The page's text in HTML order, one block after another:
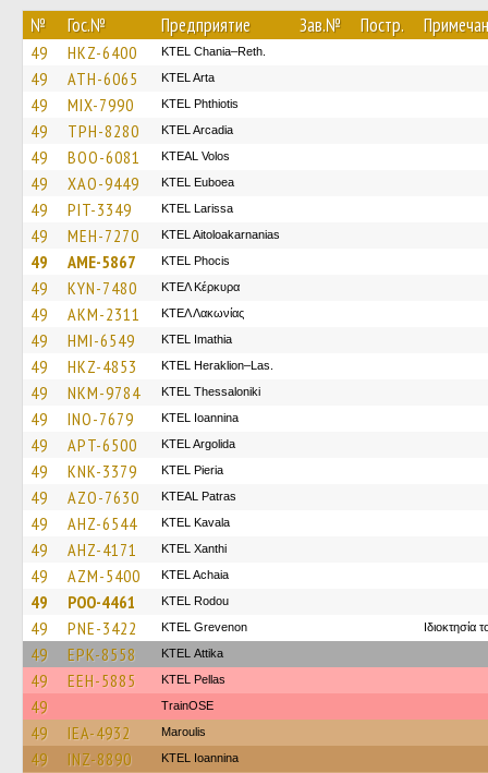
№ Гос.№ Предприятие Зав.№ Постр.
49 HKZ-6400 KTEL Chania–Reth.
49 ATH-6065 KTEL Arta
49 MIX-7990 ΚΤΕL Phthiotis
49 TPH-8280 KTEL Arcadia
49 BOO-6081 KTEAL Volos
49 XAO-9449 ΚΤΕL Euboea
49 PIT-3349 KTEL Larissa
49 MEH-7270 KTEL Aitoloakarnanias
49 AME-5867 ΚΤΕL Phocis
49 KYN-7480 ΚΤΕΛ Κέρκυρα
49 AKM-2311 ΚΤΕΛ Λακωνίας
49 HMI-6549 KTEL Imathia
49 HKZ-4853 KTEL Heraklion–Las.
49 NKM-9784 KTEL Thessaloniki
49 INO-7679 KTEL Ioannina
49 APT-6500 KTEL Argolida
49 KNK-3379 KTEL Pieria
49 AZO-7630 KTEAL Patras
49 AHZ-6544 KTEL Kavala
49 AHZ-4171 KTEL Xanthi
49 AZM-5400 KTEL Achaia
49 POO-4461 ΚΤΕL Rodou
49 PNE-3422 ΚΤΕL Grevenon Ιδιοκτησία
49 EPK-8558 KΤΕL Αttika
49 EEH-5885 KTEL Pellas
49 TrainΟSE
49 IEA-4932 Maroulis
49 INZ-8890 KTEL Ioannina